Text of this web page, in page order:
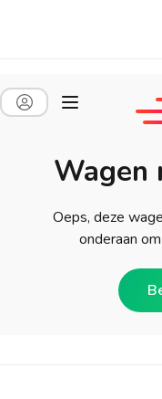
Wagen
Oeps, deze
onderaan